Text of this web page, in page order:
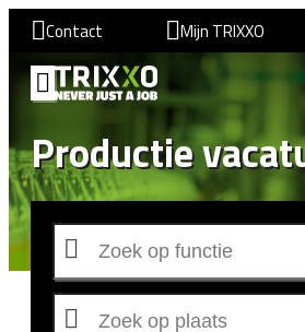
Contact Mijn TRIXXO
Productie